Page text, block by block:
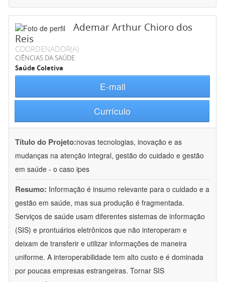
Ademar Arthur Chioro dos
Reis
COORDENADOR(A)
CIÊNCIAS DA SAÚDE
Saúde Coletiva
E-mail
Currículo
Título do Projeto:novas tecnologias, inovação e as
mudanças na atenção integral, gestão do cuidado e gestão
em saúde - o caso ipes
Resumo: Informação é insumo relevante para o cuidado e a
gestão em saúde, mas sua produção é fragmentada.
Serviços de saúde usam diferentes sistemas de informação
(SIS) e prontuários eletrônicos que não interoperam e
deixam de transferir e utilizar informações de maneira
uniforme. A interoperabilidade tem alto custo e é dominada
por poucas empresas estrangeiras. Tornar SIS